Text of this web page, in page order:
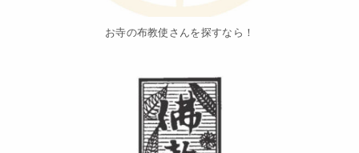
お寺の布教使さんを探すなら！